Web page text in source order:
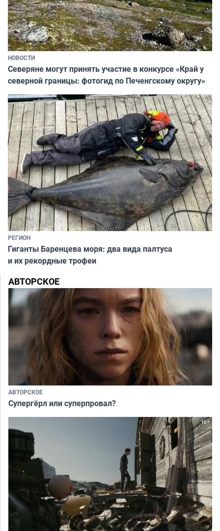
НОВОСТИ
Северяне могут принять участие в конкурсе «Край у
северной границы: фотогид по Печенгскому округу»
РЕГИОН
Гиганты Баренцева моря: два вида палтуса
и их рекордные трофеи
АВТОРСКОЕ
АВТОРСКОЕ
Супергёрл или суперпровал?